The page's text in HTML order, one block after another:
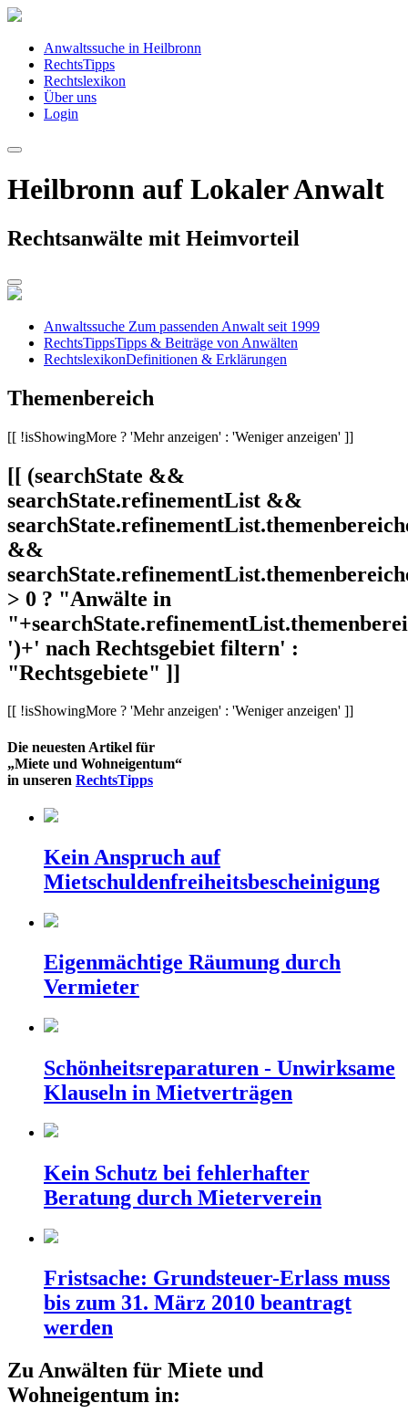
Anwaltssuche in Heilbronn
RechtsTipps
Rechtslexikon
Über uns
Login
Heilbronn auf Lokaler Anwalt
Rechtsanwälte mit Heimvorteil
Anwaltssuche Zum passenden Anwalt seit 1999
RechtsTippsTipps & Beiträge von Anwälten
RechtslexikonDefinitionen & Erklärungen
Themenbereich
[[ !isShowingMore ? 'Mehr anzeigen' : 'Weniger anzeigen' ]]
[[ (searchState &&
searchState.refinementList &&
&&
> 0 ? "Anwälte in
')+' nach Rechtsgebiet filtern' :
"Rechtsgebiete" ]]
[[ !isShowingMore ? 'Mehr anzeigen' : 'Weniger anzeigen' ]]
Die neuesten Artikel für
„Miete und Wohneigentum“
in unseren RechtsTipps
Kein Anspruch auf
Mietschuldenfreiheitsbescheinigung
Eigenmächtige Räumung durch
Vermieter
Schönheitsreparaturen - Unwirksame
Klauseln in Mietverträgen
Kein Schutz bei fehlerhafter
Beratung durch Mieterverein
Fristsache: Grundsteuer-Erlass muss
bis zum 31. März 2010 beantragt
werden
Zu Anwälten für Miete und
Wohneigentum in: